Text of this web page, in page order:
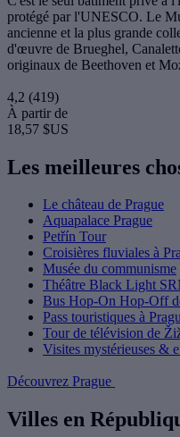
protégé par l'UNESCO. Le
ancienne et la plus grande
d'œuvre de Brueghel,
originaux de Beethoven et
4,2 (419)
À partir de
18,57 $US
Les meilleures
Le château de Prague
Aquapalace Prague
Petřín Tour
Croisières fluviales à
Musée du communisme
Théâtre Black Light
Bus Hop-On Hop-Off
Pass touristiques à
Tour de télévision de
Visites mystérieuses &
Découvrez Prague
Villes en